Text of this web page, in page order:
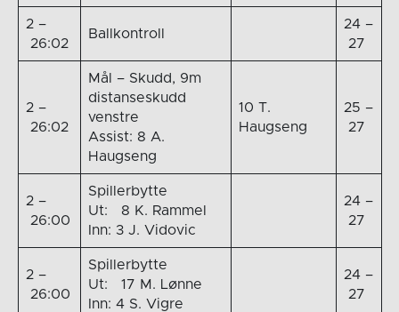
2 –
26:02
Ballkontroll
24 –
27
2 –
26:02
Mål – Skudd, 9m
distanseskudd
venstre
Assist: 8 A.
Haugseng
10 T.
Haugseng
25 –
27
2 –
26:00
Spillerbytte
Ut: 8 K. Rammel
Inn: 3 J. Vidovic
24 –
27
2 –
26:00
Spillerbytte
Ut: 17 M. Lønne
Inn: 4 S. Vigre
24 –
27